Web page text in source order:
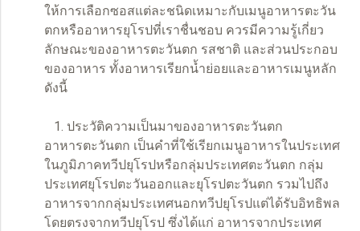
ให้การเลือกซอสแต่ละชนิดเหมาะกับเมนูอาหารตะวัน
ตกหรืออาหารยุโรปที่เราชื่นชอบ ควรมีความรู้เกี่ยว
ลักษณะของอาหารตะวันตก รสชาติ และส่วนประกอบ
ของอาหาร ทั้งอาหารเรียกน้ำย่อยและอาหารเมนูหลัก
ดังนี้
1. ประวัติความเป็นมาของอาหารตะวันตก
อาหารตะวันตก เป็นคำที่ใช้เรียกเมนูอาหารในประเทศ
ในภูมิภาคทวีปยุโรปหรือกลุ่มประเทศตะวันตก กลุ่ม
ประเทศยุโรปตะวันออกและยุโรปตะวันตก รวมไปถึง
อาหารจากกลุ่มประเทศนอกทวีปยุโรปแต่ได้รับอิทธิพล
โดยตรงจากทวีปยุโรป ซึ่งได้แก่ อาหารจากประเทศ